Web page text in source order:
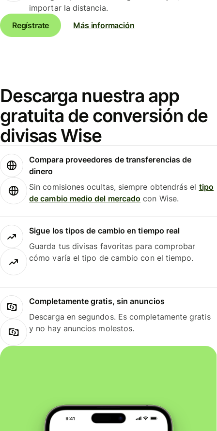
importar la distancia.
Regístrate
Más información
Descarga nuestra app
gratuita de conversión de
divisas Wise
Compara proveedores de transferencias de
dinero
Sin comisiones ocultas, siempre obtendrás el tipo
de cambio medio del mercado con Wise.
Sigue los tipos de cambio en tiempo real
Guarda tus divisas favoritas para comprobar
cómo varía el tipo de cambio con el tiempo.
Completamente gratis, sin anuncios
Descarga en segundos. Es completamente gratis
y no hay anuncios molestos.